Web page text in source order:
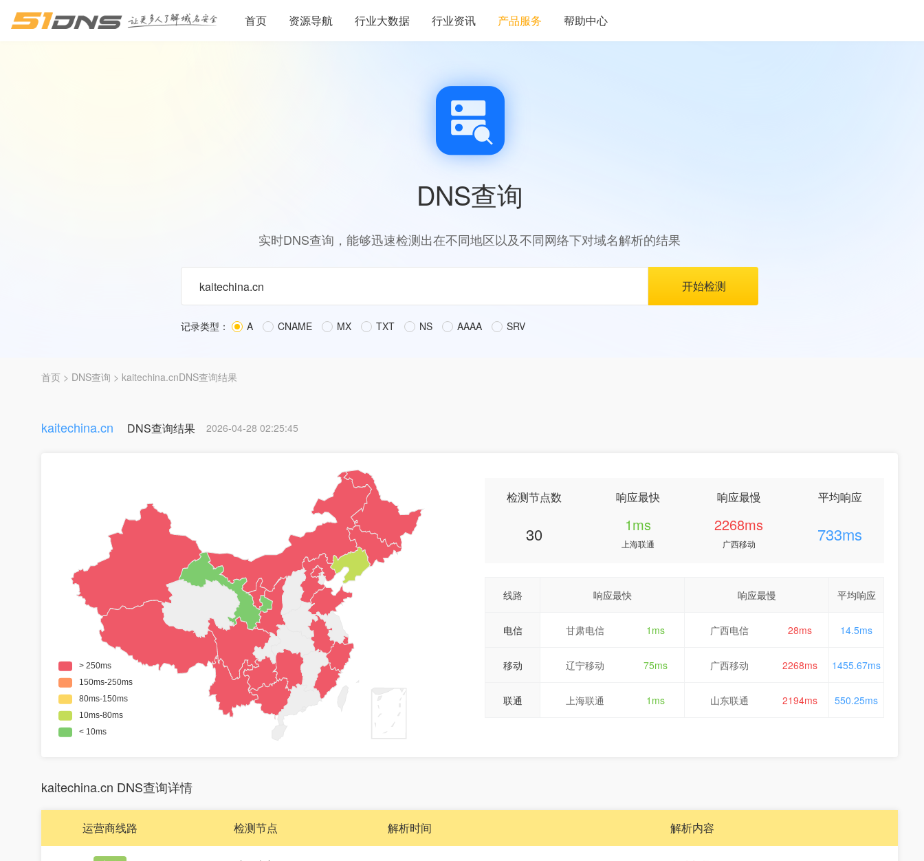
首页 资源导航 行业大数据 行业资讯 产品服务 帮助中心
DNS查询
实时DNS查询，能够迅速检测出在不同地区以及不同网络下对域名解析的结果
记录类型： A CNAME MX TXT NS AAAA SRV
首页 > DNS查询 > kaitechina.cnDNS查询结果
kaitechina.cn DNS查询结果 2026-04-28 02:25:45
检测节点数
30
响应最快
1ms
上海联通
响应最慢
2268ms
广西移动
平均响应
733ms
线路 响应最快 响应最慢 平均响应
电信 甘肃电信 1ms 广西电信 28ms 14.5ms
移动 辽宁移动 75ms 广西移动 2268ms 1455.67ms
联通 上海联通 1ms 山东联通 2194ms 550.25ms
kaitechina.cn DNS查询详情
运营商线路 检测节点 解析时间 解析内容